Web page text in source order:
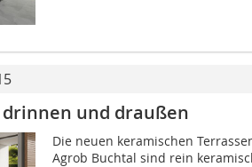
und draußen
Die neuen keramischen
Agrob Buchtal sind rein